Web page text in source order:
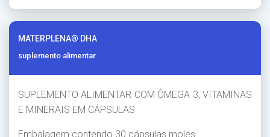
MATERPLENA® DHA
suplemento alimentar
SUPLEMENTO ALIMENTAR COM ÔMEGA 3, VITAMINAS
E MINERAIS EM CÁPSULAS
Embalagem contendo 30 cápsulas moles.